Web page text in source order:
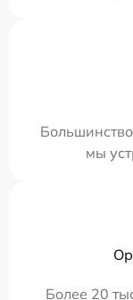
мы
Более 20